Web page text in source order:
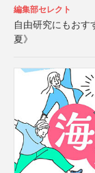
編集部セレクト
自由研究にもおす
夏》